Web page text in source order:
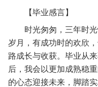
【毕业感言】
时光匆匆，三年时
岁月，有成功时的欢欣
路成长与收获。毕业从
后，我会以更加成熟稳
的心态迎接未来，脚踏